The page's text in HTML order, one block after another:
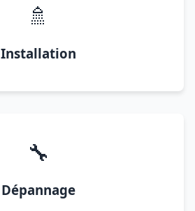
🚿
Installation
🔧
Dépannage